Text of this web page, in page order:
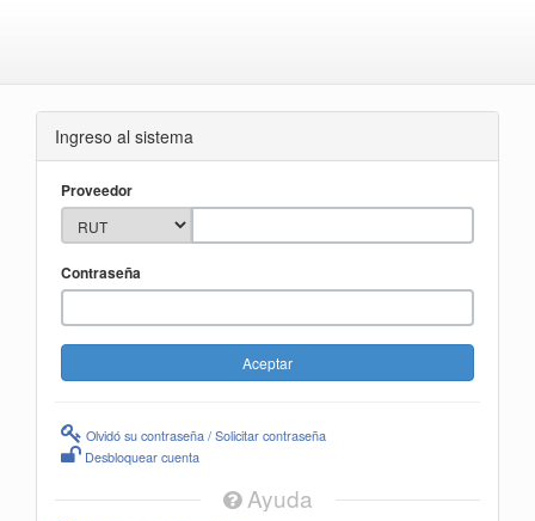
Ingreso al sistema
Proveedor
Contraseña
Olvidó su contraseña / Solicitar contraseña
Desbloquear cuenta
Ayuda